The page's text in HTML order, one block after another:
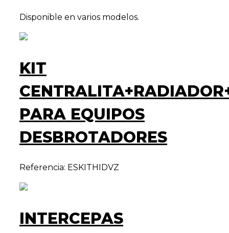
Disponible en varios modelos.
KIT
PARA EQUIPOS
DESBROTADORES
Referencia: ESKITHIDVZ
INTERCEPAS